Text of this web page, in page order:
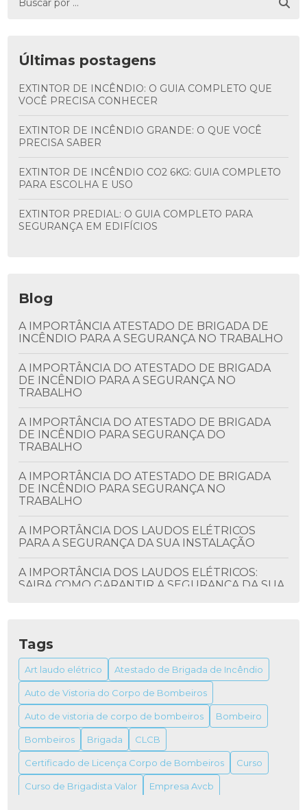
Últimas postagens
EXTINTOR DE INCÊNDIO: O GUIA COMPLETO QUE
VOCÊ PRECISA CONHECER
EXTINTOR DE INCÊNDIO GRANDE: O QUE VOCÊ
PRECISA SABER
EXTINTOR DE INCÊNDIO CO2 6KG: GUIA COMPLETO
PARA ESCOLHA E USO
EXTINTOR PREDIAL: O GUIA COMPLETO PARA
SEGURANÇA EM EDIFÍCIOS
Blog
A IMPORTÂNCIA ATESTADO DE BRIGADA DE
INCÊNDIO PARA A SEGURANÇA NO TRABALHO
A IMPORTÂNCIA DO ATESTADO DE BRIGADA
DE INCÊNDIO PARA A SEGURANÇA NO
TRABALHO
A IMPORTÂNCIA DO ATESTADO DE BRIGADA
DE INCÊNDIO PARA SEGURANÇA DO
TRABALHO
A IMPORTÂNCIA DO ATESTADO DE BRIGADA
DE INCÊNDIO PARA SEGURANÇA NO
TRABALHO
A IMPORTÂNCIA DOS LAUDOS ELÉTRICOS
PARA A SEGURANÇA DA SUA INSTALAÇÃO
A IMPORTÂNCIA DOS LAUDOS ELÉTRICOS:
SAIBA COMO GARANTIR A SEGURANÇA DA SUA
PRECISA SABER
ALVARÁ DO BOMBEIRO: COMO OBTER E SUA
IMPORTÂNCIA
ALVARÁ DO BOMBEIRO: TUDO O QUE VOCÊ
PRECISA SABER PARA OBTER O SEU
ALVARÁ FUNCIONAMENTO VIGILÂNCIA
SANITÁRIA
ALVARÁS DE FUNCIONAMENTO VIGILÂNCIAS
Tags
Art laudo elétrico Atestado de Brigada de Incêndio
Auto de Vistoria do Corpo de Bombeiros
Auto de vistoria de corpo de bombeiros Bombeiro
Bombeiros Brigada CLCB
Certificado de Licença Corpo de Bombeiros Curso
Curso de Brigadista Valor Empresa Avcb